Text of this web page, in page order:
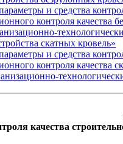
и средства
контроля качества
скатных кровель»
и средства
контроля качества
качества